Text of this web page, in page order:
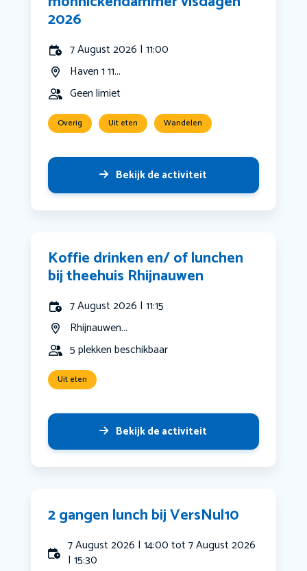
2026
7 August 2026 | 11:00
Haven 1 11...
Geen limiet
Overig Uit eten Wandelen
Bekijk de activiteit
Koffie drinken en/ of lunchen
bij theehuis Rhijnauwen
7 August 2026 | 11:15
Rhijnauwen...
5 plekken beschikbaar
Uit eten
Bekijk de activiteit
2 gangen lunch bij VersNul10
7 August 2026 | 14:00 tot 7 August 2026
| 15:30